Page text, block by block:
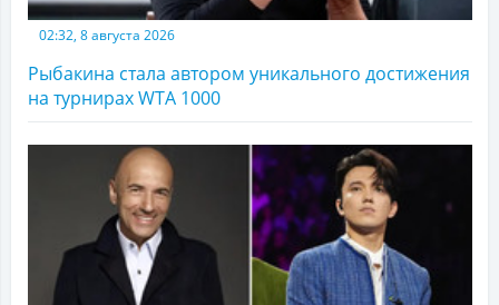
02:32, 8 августа 2026
Рыбакина стала автором уникального достижения
на турнирах WTA 1000